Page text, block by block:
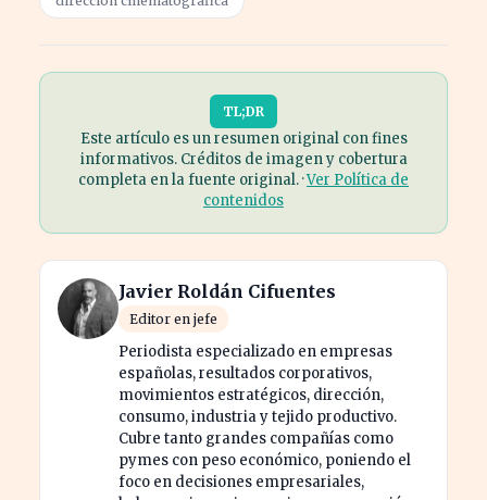
TL;DR
Este artículo es un resumen original con fines
informativos. Créditos de imagen y cobertura
completa en la fuente original. ·Ver Política de
contenidos
Javier Roldán Cifuentes
Editor en jefe
Periodista especializado en empresas
españolas, resultados corporativos,
movimientos estratégicos, dirección,
consumo, industria y tejido productivo.
Cubre tanto grandes compañías como
pymes con peso económico, poniendo el
foco en decisiones empresariales,